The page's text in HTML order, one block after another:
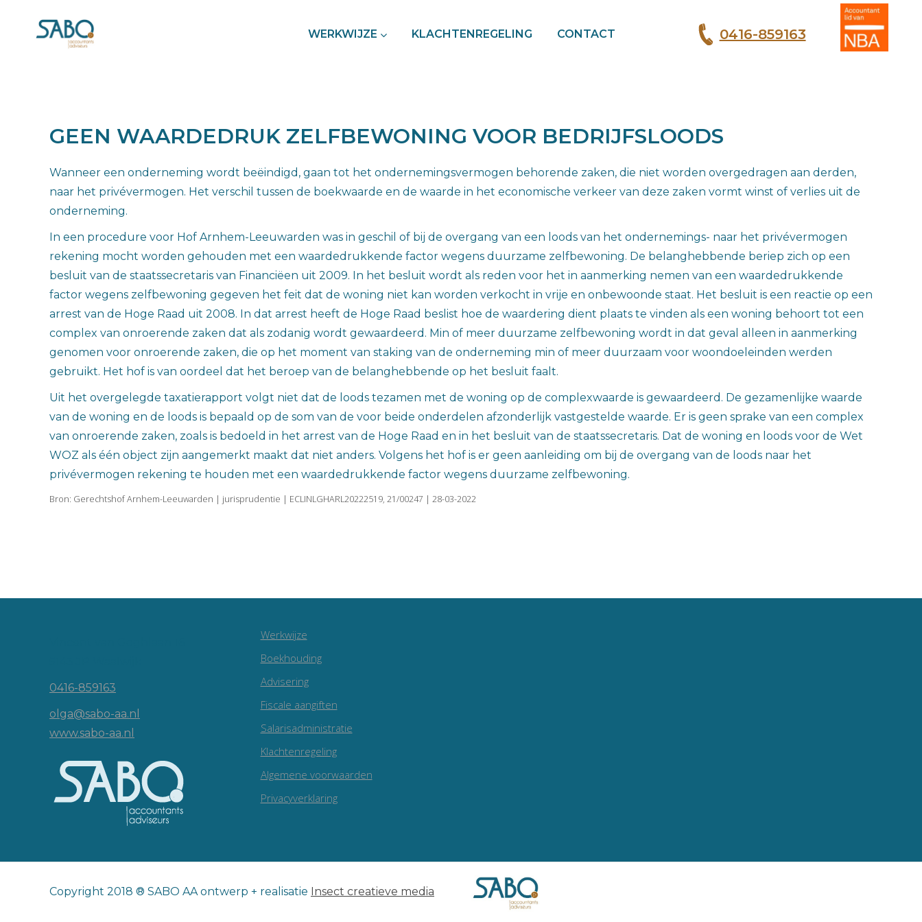
WERKWIJZE KLACHTENREGELING CONTACT 0416-859163
GEEN WAARDEDRUK ZELFBEWONING VOOR BEDRIJFSLOODS
Wanneer een onderneming wordt beëindigd, gaan tot het ondernemingsvermogen behorende zaken, die niet worden overgedragen aan derden,
naar het privévermogen. Het verschil tussen de boekwaarde en de waarde in het economische verkeer van deze zaken vormt winst of verlies uit de
onderneming.
In een procedure voor Hof Arnhem-Leeuwarden was in geschil of bij de overgang van een loods van het ondernemings- naar het privévermogen
rekening mocht worden gehouden met een waardedrukkende factor wegens duurzame zelfbewoning. De belanghebbende beriep zich op een
besluit van de staatssecretaris van Financiëen uit 2009. In het besluit wordt als reden voor het in aanmerking nemen van een waardedrukkende
factor wegens zelfbewoning gegeven het feit dat de woning niet kan worden verkocht in vrije en onbewoonde staat. Het besluit is een reactie op een
arrest van de Hoge Raad uit 2008. In dat arrest heeft de Hoge Raad beslist hoe de waardering dient plaats te vinden als een woning behoort tot een
complex van onroerende zaken dat als zodanig wordt gewaardeerd. Min of meer duurzame zelfbewoning wordt in dat geval alleen in aanmerking
genomen voor onroerende zaken, die op het moment van staking van de onderneming min of meer duurzaam voor woondoeleinden werden
gebruikt. Het hof is van oordeel dat het beroep van de belanghebbende op het besluit faalt.
Uit het overgelegde taxatierapport volgt niet dat de loods tezamen met de woning op de complexwaarde is gewaardeerd. De gezamenlijke waarde
van de woning en de loods is bepaald op de som van de voor beide onderdelen afzonderlijk vastgestelde waarde. Er is geen sprake van een complex
van onroerende zaken, zoals is bedoeld in het arrest van de Hoge Raad en in het besluit van de staatssecretaris. Dat de woning en loods voor de Wet
WOZ als één object zijn aangemerkt maakt dat niet anders. Volgens het hof is er geen aanleiding om bij de overgang van de loods naar het
privévermogen rekening te houden met een waardedrukkende factor wegens duurzame zelfbewoning.
Bron: Gerechtshof Arnhem-Leeuwarden | jurisprudentie | ECLINLGHARL20222519, 21/00247 | 28-03-2022
0416-859163
olga@sabo-aa.nl
www.sabo-aa.nl
Werkwijze
Boekhouding
Advisering
Fiscale aangiften
Salarisadministratie
Klachtenregeling
Algemene voorwaarden
Privacyverklaring
Copyright 2018 ® SABO AA ontwerp + realisatie Insect creatieve media